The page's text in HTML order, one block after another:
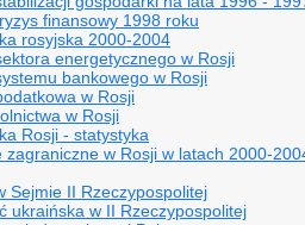
finansowy 1998 roku
rosyjska 2000-2004
energetycznego w Rosji
bankowego w Rosji
w Rosji
w Rosji
Rosji - statystyka
zagraniczne w Rosji w latach 2000-
Sejmie II Rzeczypospolitej
ukraińska w II Rzeczypospolitej